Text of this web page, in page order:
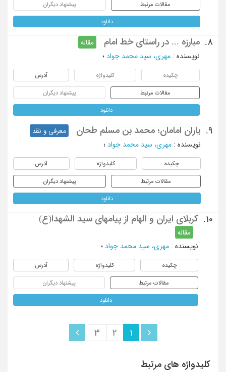
مقالات مرتبط پیشنهاد دیگران
دانلود
8. مبارزه ... در راستای خط امام
مقاله
نویسنده : مهری، سید محمد جواد ؛
چکیده کلیدواژه آدرس
مقالات مرتبط پیشنهاد دیگران
دانلود
9. یاران امامان؛ محمد بن مسلم طحان
معرفی و نقد
نویسنده : مهری، سید محمد جواد ؛
چکیده کلیدواژه آدرس
مقالات مرتبط پیشنهاد دیگران
دانلود
10. کربلای ایران و الهام از پیامهای سید الشهدا(ع)
مقاله
نویسنده : مهری، سید محمد جواد ؛
چکیده کلیدواژه آدرس
مقالات مرتبط پیشنهاد دیگران
دانلود
1
2
3
کلیدواژه های مرتبط